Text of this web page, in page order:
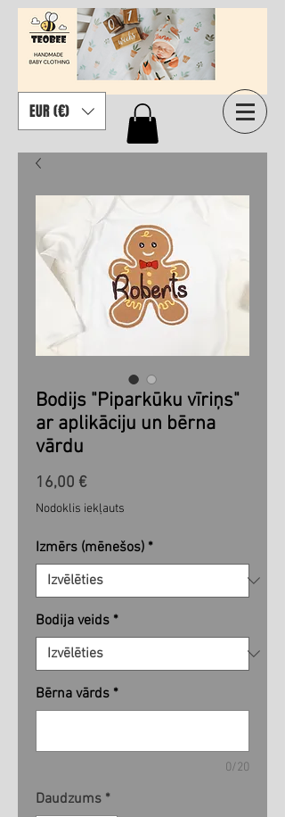
EUR (€)
Bodijs "Piparkūku vīriņs"
ar aplikāciju un bērna
vārdu
16,00 €Cena
Nodoklis iekļauts
Izmērs (mēnešos) *
Bodija veids *
Bērna vārds *
0/20
Daudzums *